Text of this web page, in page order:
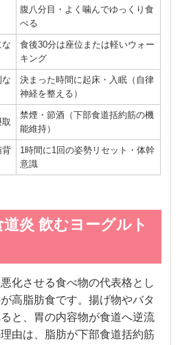
腹八分目・よく噛んでゆっくり食
べる
食後30分は座位または軽いウォー
キング
決まった時間に起床・入眠（自律
神経を整える）
禁煙・節酒（下部食道括約筋の機
能維持）
背
1時間に1回の姿勢リセット・体幹
意識
炎 飲むヨーグルト
化させる食べ物の代表格とし
高脂肪食です。揚げ物やバタ
と、胃の内容物が食道へ逆流
由は、脂肪が下部食道括約筋